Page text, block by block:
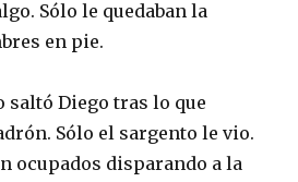
Sólo le quedaban la
en pie.
saltó Diego tras lo que
Sólo el sargento le vio.
ocupados disparando a la